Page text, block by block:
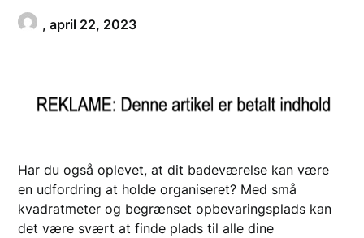
,april 22, 2023
Har du også oplevet, at dit badeværelse kan være
en udfordring at holde organiseret? Med små
kvadratmeter og begrænset opbevaringsplads kan
det være svært at finde plads til alle dine